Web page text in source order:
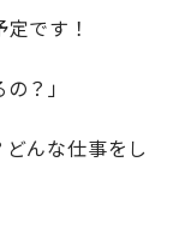
です！
？」
どんな仕事をし